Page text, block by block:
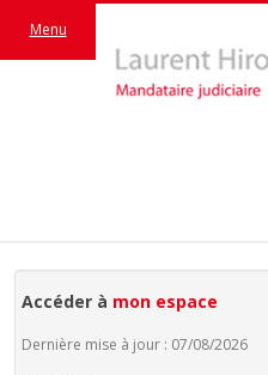
Menu
Accéder à mon espace
Dernière mise à jour : 07/08/2026